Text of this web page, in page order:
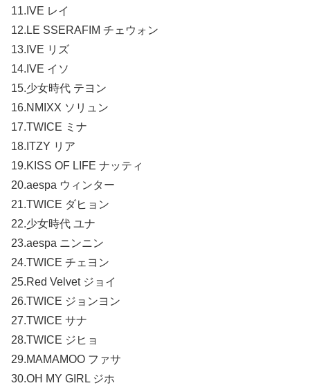
11.IVE レイ
12.LE SSERAFIM チェウォン
13.IVE リズ
14.IVE イソ
15.少女時代 テヨン
16.NMIXX ソリュン
17.TWICE ミナ
18.ITZY リア
19.KISS OF LIFE ナッティ
20.aespa ウィンター
21.TWICE ダヒョン
22.少女時代 ユナ
23.aespa ニンニン
24.TWICE チェヨン
25.Red Velvet ジョイ
26.TWICE ジョンヨン
27.TWICE サナ
28.TWICE ジヒョ
29.MAMAMOO ファサ
30.OH MY GIRL ジホ